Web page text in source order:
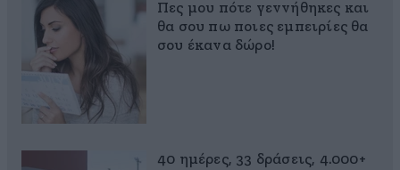
Πες μου πότε γεννήθηκες και
θα σου πω ποιες εμπειρίες θα
σου έκανα δώρο!
40 ημέρες, 33 δράσεις, 4.000+